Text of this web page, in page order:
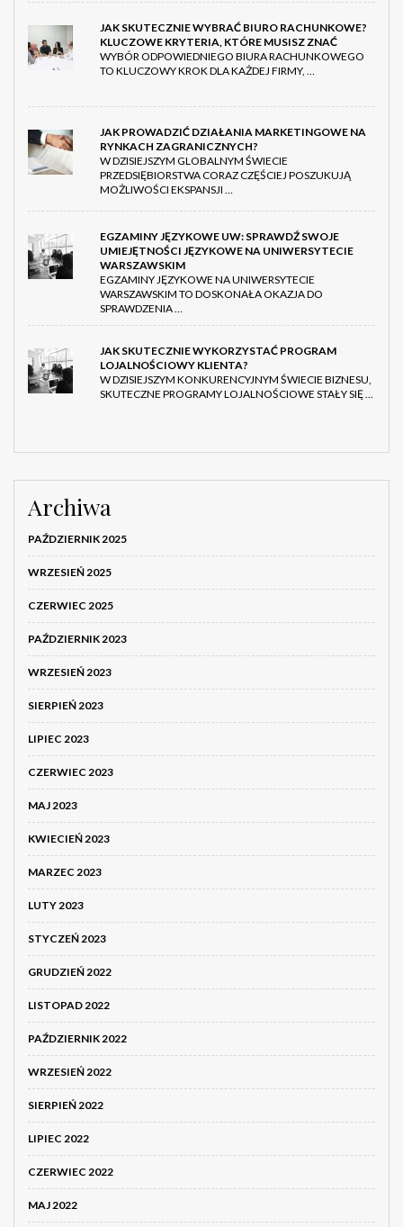
JAK SKUTECZNIE WYBRAĆ BIURO RACHUNKOWE?
KLUCZOWE KRYTERIA, KTÓRE MUSISZ ZNAĆ
WYBÓR ODPOWIEDNIEGO BIURA RACHUNKOWEGO
TO KLUCZOWY KROK DLA KAŻDEJ FIRMY, …
JAK PROWADZIĆ DZIAŁANIA MARKETINGOWE NA
RYNKACH ZAGRANICZNYCH?
W DZISIEJSZYM GLOBALNYM ŚWIECIE
PRZEDSIĘBIORSTWA CORAZ CZĘŚCIEJ POSZUKUJĄ
MOŻLIWOŚCI EKSPANSJI …
EGZAMINY JĘZYKOWE UW: SPRAWDŹ SWOJE
UMIEJĘTNOŚCI JĘZYKOWE NA UNIWERSYTECIE
WARSZAWSKIM
EGZAMINY JĘZYKOWE NA UNIWERSYTECIE
WARSZAWSKIM TO DOSKONAŁA OKAZJA DO
SPRAWDZENIA …
JAK SKUTECZNIE WYKORZYSTAĆ PROGRAM
LOJALNOŚCIOWY KLIENTA?
W DZISIEJSZYM KONKURENCYJNYM ŚWIECIE BIZNESU,
SKUTECZNE PROGRAMY LOJALNOŚCIOWE STAŁY SIĘ …
Archiwa
PAŹDZIERNIK 2025
WRZESIEŃ 2025
CZERWIEC 2025
PAŹDZIERNIK 2023
WRZESIEŃ 2023
SIERPIEŃ 2023
LIPIEC 2023
CZERWIEC 2023
MAJ 2023
KWIECIEŃ 2023
MARZEC 2023
LUTY 2023
STYCZEŃ 2023
GRUDZIEŃ 2022
LISTOPAD 2022
PAŹDZIERNIK 2022
WRZESIEŃ 2022
SIERPIEŃ 2022
LIPIEC 2022
CZERWIEC 2022
MAJ 2022